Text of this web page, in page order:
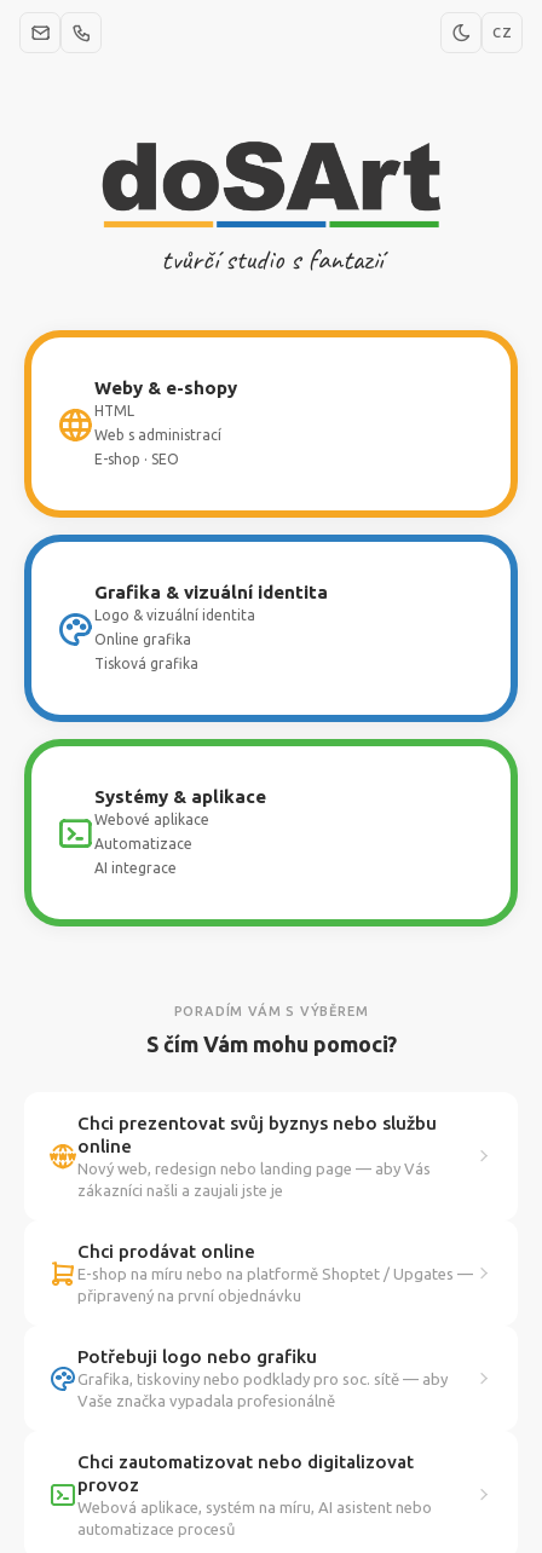
CZ
tvůrčí studio s fantazií
Weby & e-shopy
HTML
Web s administrací
E-shop · SEO
Grafika & vizuální identita
Logo & vizuální identita
Online grafika
Tisková grafika
Systémy & aplikace
Webové aplikace
Automatizace
AI integrace
PORADÍM VÁM S VÝBĚREM
S čím Vám mohu pomoci?
Chci prezentovat svůj byznys nebo službu
online
Nový web, redesign nebo landing page — aby Vás
zákazníci našli a zaujali jste je
Chci prodávat online
E-shop na míru nebo na platformě Shoptet / Upgates —
připravený na první objednávku
Potřebuji logo nebo grafiku
Grafika, tiskoviny nebo podklady pro soc. sítě — aby
Vaše značka vypadala profesionálně
Chci zautomatizovat nebo digitalizovat
provoz
Webová aplikace, systém na míru, AI asistent nebo
automatizace procesů